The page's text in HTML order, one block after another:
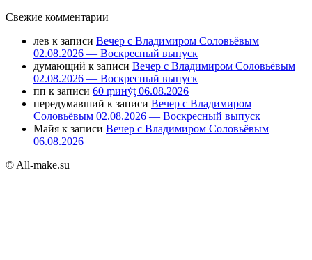
Свежие комментарии
лев к записи Вечер с Владимиром Соловьёвым
02.08.2026 — Воскресный выпуск
думающий к записи Вечер с Владимиром Соловьёвым
02.08.2026 — Воскресный выпуск
пп к записи 60 ṃинẏƫ 06.08.2026
передумавший к записи Вечер с Владимиром
Соловьёвым 02.08.2026 — Воскресный выпуск
Майя к записи Вечер с Владимиром Соловьёвым
06.08.2026
© All-make.su